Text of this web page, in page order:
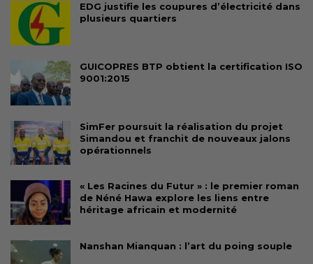
EDG justifie les coupures d’électricité dans
plusieurs quartiers
GUICOPRES BTP obtient la certification ISO
9001:2015
SimFer poursuit la réalisation du projet
Simandou et franchit de nouveaux jalons
opérationnels
« Les Racines du Futur » : le premier roman
de Néné Hawa explore les liens entre
héritage africain et modernité
Nanshan Mianquan : l’art du poing souple